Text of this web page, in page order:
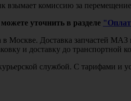
комиссию за перемещение
уточнить в разделе
в Москве. Доставка
и доставку до транспортной
курьерской службой. С тарифами